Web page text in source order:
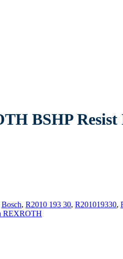
BSHP
Bosch, R2010 193 30, R201019330,
REXROTH